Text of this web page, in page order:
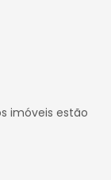
imóveis estão